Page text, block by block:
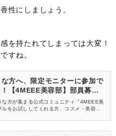
性にしましょう。
を持たれてしまっては大変！
すね。
方へ、限定モニターに参加で
【4MEEE美容部】部員募集
な方が集まる公式コミュニティ『4MEEE美
をお試ししてくれる方、コスメ・美容情報